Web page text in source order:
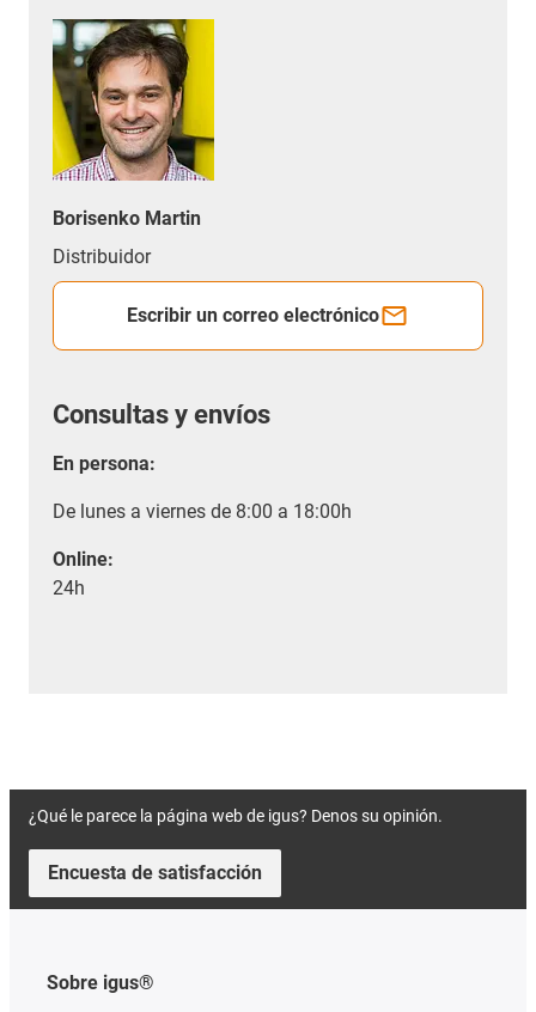
Borisenko Martin
Distribuidor
Escribir un correo electrónico
Consultas y envíos
En persona:
De lunes a viernes de 8:00 a 18:00h
Online:
24h
¿Qué le parece la página web de igus? Denos su opinión.
Encuesta de satisfacción
Sobre igus®